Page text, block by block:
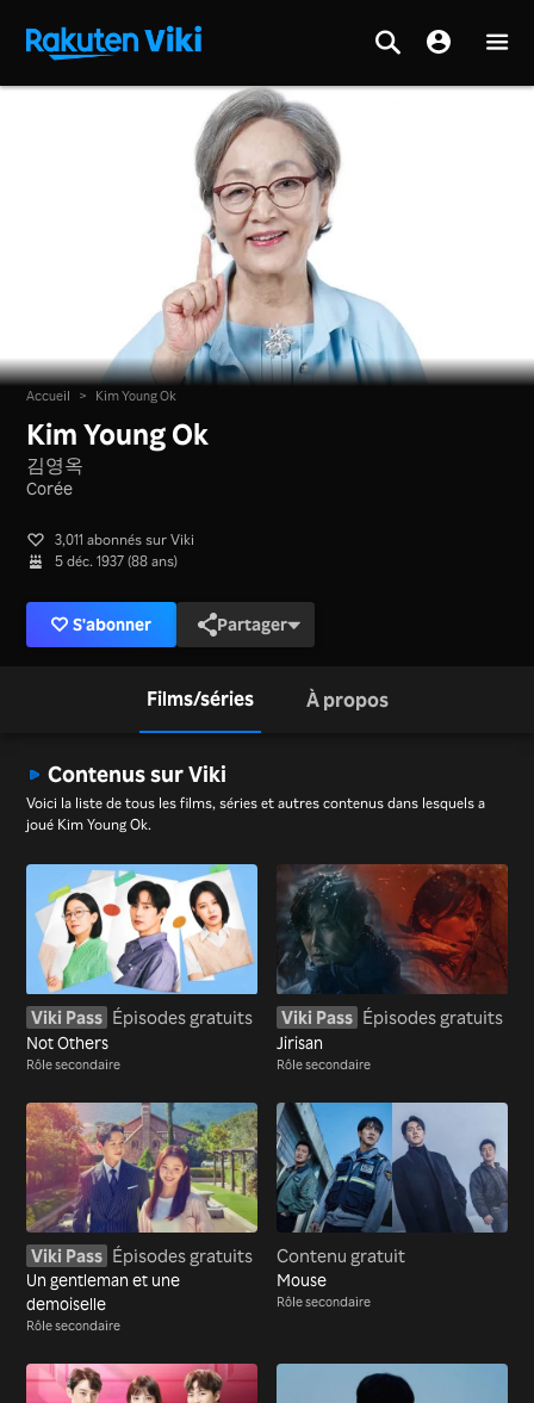
Accueil > Kim Young Ok
Kim Young Ok
김영옥
Corée
3,011 abonnés sur Viki
5 déc. 1937 (88 ans)
S'abonner Partager
Films/séries À propos
Contenus sur Viki
Voici la liste de tous les films, séries et autres contenus dans lesquels a
joué Kim Young Ok.
Viki Pass Épisodes gratuits
Not Others
Rôle secondaire
Viki Pass Épisodes gratuits
Jirisan
Rôle secondaire
Viki Pass Épisodes gratuits
Un gentleman et une
demoiselle
Rôle secondaire
Contenu gratuit
Mouse
Rôle secondaire